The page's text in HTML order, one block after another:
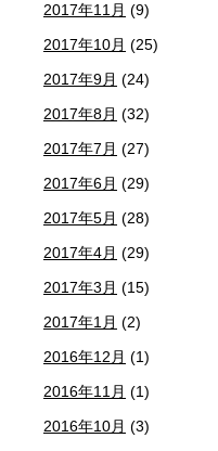
2017年11月 (9)
2017年10月 (25)
2017年9月 (24)
2017年8月 (32)
2017年7月 (27)
2017年6月 (29)
2017年5月 (28)
2017年4月 (29)
2017年3月 (15)
2017年1月 (2)
2016年12月 (1)
2016年11月 (1)
2016年10月 (3)